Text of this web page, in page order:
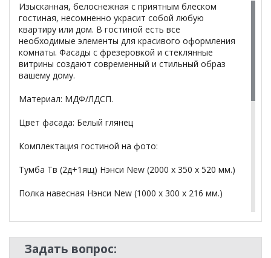
Изысканная, белоснежная с приятным блеском
гостиная, несомненно украсит собой любую
квартиру или дом. В гостиной есть все
необходимые элементы для красивого оформления
комнаты. Фасады с фрезеровкой и стеклянные
витрины создают современный и стильный образ
вашему дому.
Материал: МДФ/ЛДСП.
Цвет фасада: Белый глянец
Комплектация гостиной на фото:
Тумба Тв (2д+1ящ) Нэнси New (2000 х 350 х 520 мм.)
Полка навесная Нэнси New (1000 х 300 х 216 мм.)
Пенал-стекло навесной Нэнси New (400 х 1280 х 346
мм.)
Задать вопрос: